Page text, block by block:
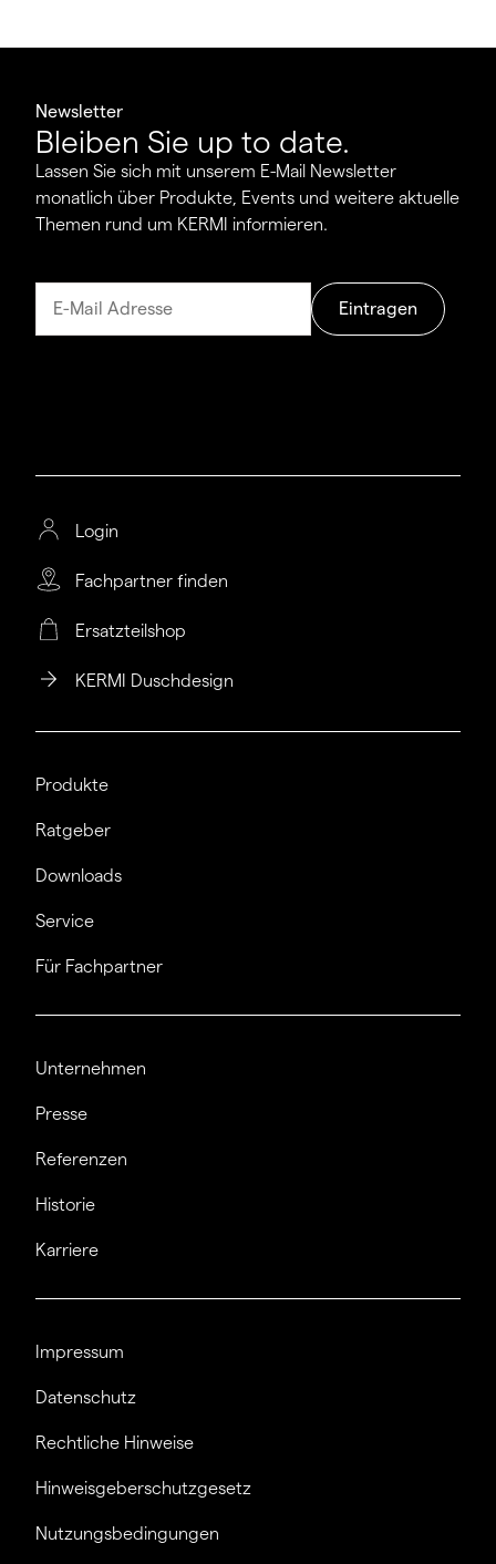
Newsletter
Bleiben Sie up to date.
Lassen Sie sich mit unserem E-Mail Newsletter
monatlich über Produkte, Events und weitere aktuelle
Themen rund um KERMI informieren.
Eintragen
Login
Fachpartner finden
Ersatzteilshop
KERMI Duschdesign
Produkte
Ratgeber
Downloads
Service
Für Fachpartner
Unternehmen
Presse
Referenzen
Historie
Karriere
Impressum
Datenschutz
Rechtliche Hinweise
Hinweisgeberschutzgesetz
Nutzungsbedingungen